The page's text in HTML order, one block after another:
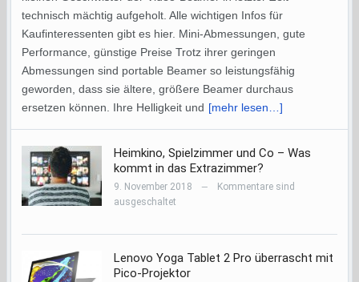
technisch mächtig aufgeholt. Alle wichtigen Infos für
Kaufinteressenten gibt es hier. Mini-Abmessungen, gute
Performance, günstige Preise Trotz ihrer geringen
Abmessungen sind portable Beamer so leistungsfähig
geworden, dass sie ältere, größere Beamer durchaus
ersetzen können. Ihre Helligkeit und [mehr lesen…]
Heimkino, Spielzimmer und Co – Was
kommt in das Extrazimmer?
9. November 2018 —
Kommentare sind
ausgeschaltet
Lenovo Yoga Tablet 2 Pro überrascht mit
Pico-Projektor